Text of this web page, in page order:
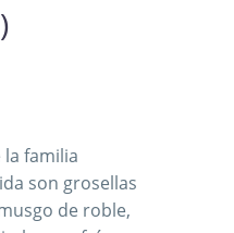
la familia
son grosellas
de roble,